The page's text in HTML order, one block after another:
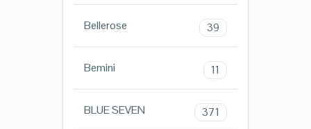
Bellerose 39
Bemini 11
BLUE SEVEN 371